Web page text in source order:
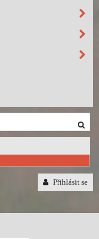
Přihlásit se